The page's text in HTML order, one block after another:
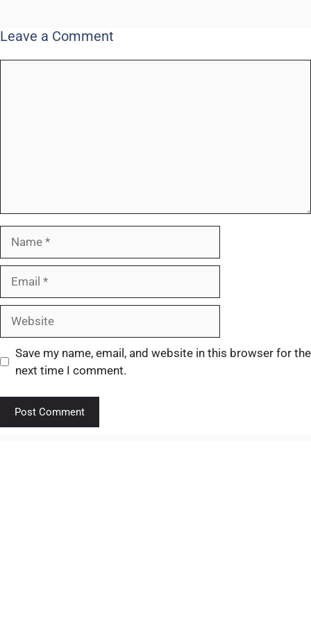
Leave a Comment
Save my name, email, and website in this browser for the
next time I comment.